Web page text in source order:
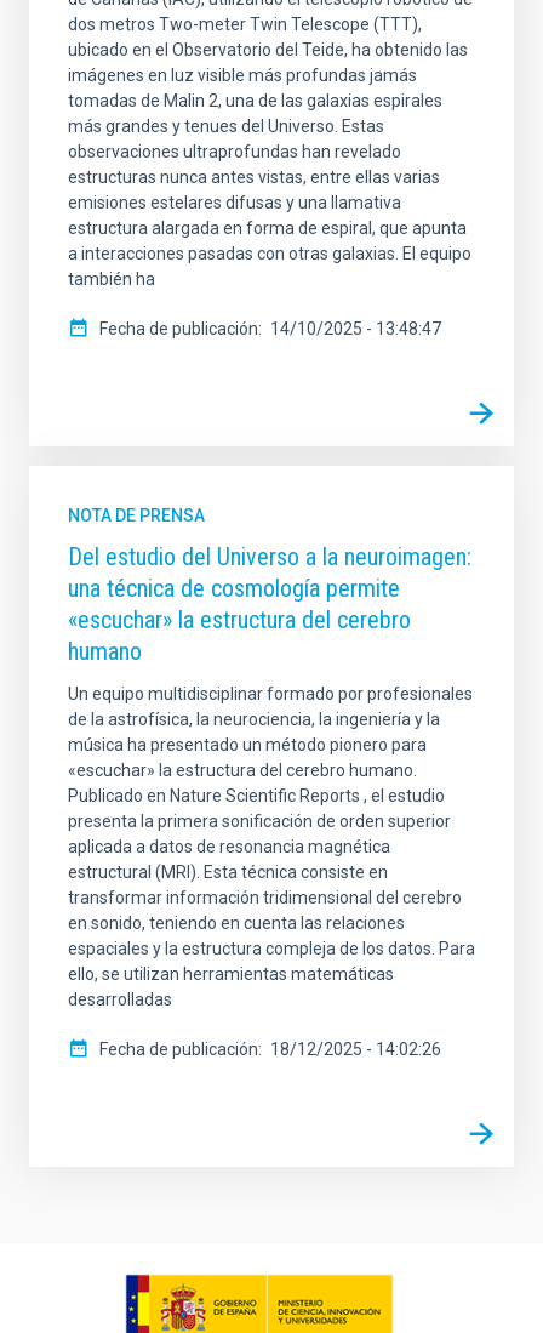
dos metros Two-meter Twin Telescope (TTT),
ubicado en el Observatorio del Teide, ha obtenido las
imágenes en luz visible más profundas jamás
tomadas de Malin 2, una de las galaxias espirales
más grandes y tenues del Universo. Estas
observaciones ultraprofundas han revelado
estructuras nunca antes vistas, entre ellas varias
emisiones estelares difusas y una llamativa
estructura alargada en forma de espiral, que apunta
a interacciones pasadas con otras galaxias. El equipo
también ha
Fecha de publicación 14/10/2025 - 13:48:47
NOTA DE PRENSA
Del estudio del Universo a la neuroimagen:
una técnica de cosmología permite
«escuchar» la estructura del cerebro
humano
Un equipo multidisciplinar formado por profesionales
de la astrofísica, la neurociencia, la ingeniería y la
música ha presentado un método pionero para
«escuchar» la estructura del cerebro humano.
Publicado en Nature Scientific Reports , el estudio
presenta la primera sonificación de orden superior
aplicada a datos de resonancia magnética
estructural (MRI). Esta técnica consiste en
transformar información tridimensional del cerebro
en sonido, teniendo en cuenta las relaciones
espaciales y la estructura compleja de los datos. Para
ello, se utilizan herramientas matemáticas
desarrolladas
Fecha de publicación 18/12/2025 - 14:02:26